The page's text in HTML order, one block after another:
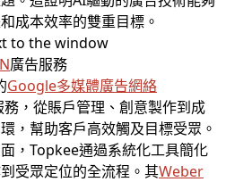
成本效率的雙重目標。
廣告服務
Google多媒體廣告網絡
務，從賬戶管理、創意製作到成
，幫助客戶高效觸及目標受眾。
，Topkee通過系統化工具簡化
受眾定位的全流程。其Weber